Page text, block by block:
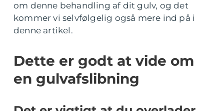
om denne behandling af dit gulv, og det
kommer vi selvfølgelig også mere ind på i
denne artikel.
Dette er godt at vide om
en gulvafslibning